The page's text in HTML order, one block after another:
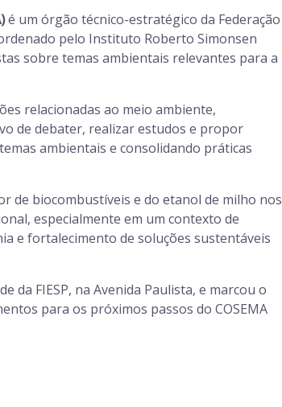
é um órgão técnico-estratégico da Federação
pelo Instituto Roberto Simonsen
sobre temas ambientais relevantes para a
relacionadas ao meio ambiente,
de debater, realizar estudos e propor
ambientais e consolidando práticas
de biocombustíveis e do etanol de milho nos
especialmente em um contexto de
e fortalecimento de soluções sustentáveis
da FIESP, na Avenida Paulista, e marcou o
para os próximos passos do COSEMA